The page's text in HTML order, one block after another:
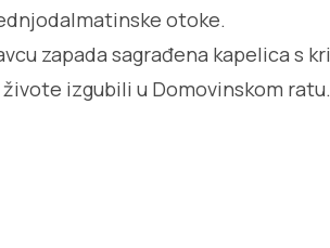
otoke.
zapada sagrađena kapelica s
izgubili u Domovinskom ratu.